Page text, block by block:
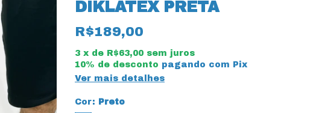
DIKLATEX PRETA
R$189,00
3 x de R$63,00 sem juros
10% de desconto pagando com Pix
Ver mais detalhes
Cor: Preto